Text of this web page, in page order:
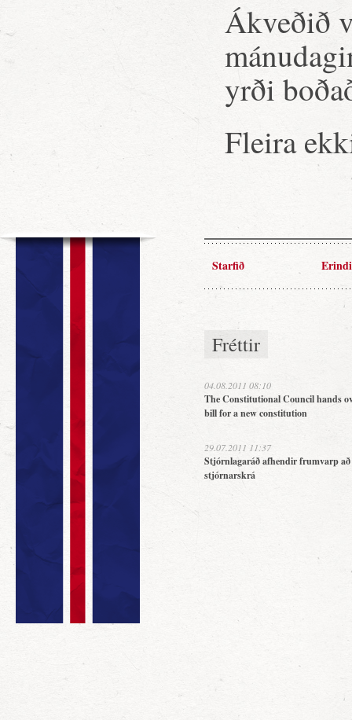
Ákveðið
yrði
Fleira
Starfið Erindi
Fréttir
04.08.2011 08:10
The Constitutional Council hands
bill for a new constitution
29.07.2011 11:37
Stjórnlagaráð afhendir frumvarp
stjórnarskrá